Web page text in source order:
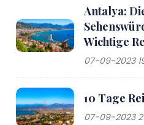
Antalya:
Wichtige
07-09-2023
10 Tage
07-09-2023